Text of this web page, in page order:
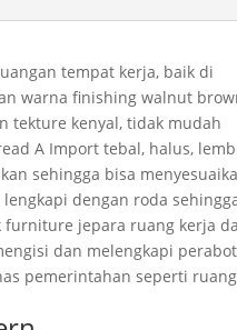
tempat kerja, baik di
warna finishing walnut
tekture kenyal, tidak mudah
A Import tebal, halus,
sehingga bisa
dengan roda
furniture jepara ruang kerja
dan melengkapi perabot
pemerintahan seperti